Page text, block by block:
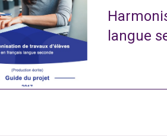
langue